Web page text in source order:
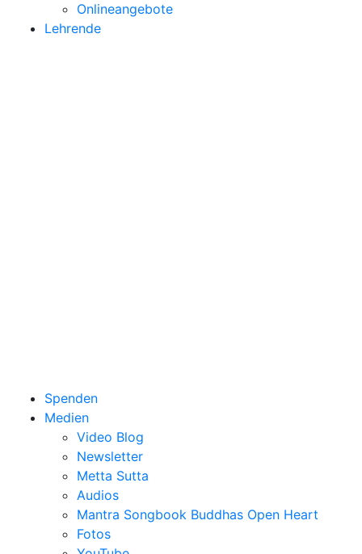
Onlineangebote
Lehrende
Spenden
Medien
Video Blog
Newsletter
Metta Sutta
Audios
Mantra Songbook Buddhas Open Heart
Fotos